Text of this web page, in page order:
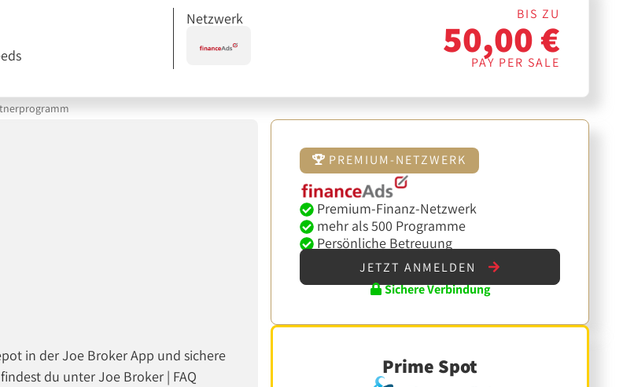
Netzwerk BIS ZU
50,00 €
PAY PER SALE
in der Joe Broker App und sichere
du unter Joe Broker | FAQ
PREMIUM-NETZWERK
Premium-Finanz-Netzwerk
mehr als 500 Programme
Persönliche Betreuung
JETZT ANMELDEN
Sichere Verbindung
Prime Spot